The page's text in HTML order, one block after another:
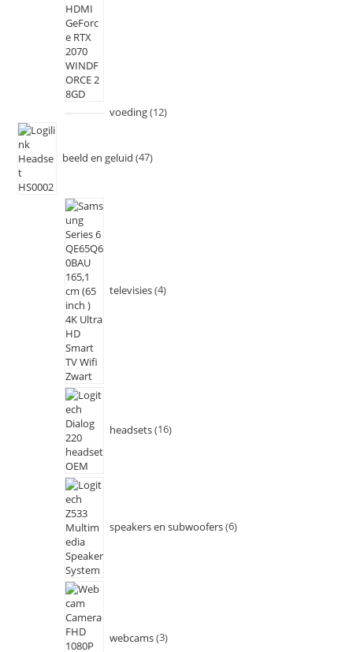
voeding 12
beeld en geluid 47
televisies 4
headsets 16
speakers en subwoofers 6
webcams 3